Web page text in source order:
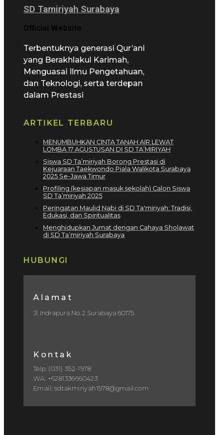
SD Tamiriyah Surabaya
Official Website
Terbentuknya generasi Qur’ani
yang Berakhlakul Karimah,
Menguasai Ilmu Pengetahuan,
dan Teknologi, serta terdepan
dalam Prestasi
ARTIKEL TERBARU
MENUMBUHKAN CINTA TANAH AIR LEWAT
LOMBA 17 AGUSTUSAN DI SD TA’MIRIYAH
Siswa SD Ta’miriyah Borong Prestasi di
Kejuaraan Taekwondo Piala Walikota Surabaya
2025 Se-Jawa Timur
Profiling (kesiapan masuk sekolah) Calon Siswa
SD Ta’miriyah 2025
Peringatan Maulid Nabi di SD Ta'miriyah: Tradisi,
Edukasi, dan Spiritualitas
Menghidupkan Jumat dengan Cahaya Sholawat
di SD Ta’miriyah Surabaya
HUBUNGI
Alamat
Jl. Indrapura No. 2 Surabaya 60175
Kontak
Telp: (031) 352-1978
WA: +6281336660423
Email: sdtakmiriyah1978@gmail.com